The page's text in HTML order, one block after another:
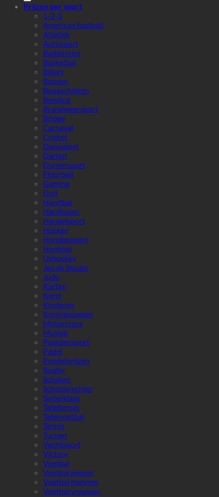
Prijzen per sport
1-2-3
American football
Atletiek
Autosport
Badminton
Basketbal
Biljart
Boksen
Boogschieten
Bowling
Brandweersport
Bridge
Carnaval
Cricket
Danssport
Darten
Duivensport
Floorball
Gaming
Golf
Handbal
Hardlopen
Hengelsport
Hockey
Hondensport
Honkbal
IJshockey
Jeu de boules
Judo
Karten
Kerst
Kinderen
Koningsspelen
Motorcross
Muziek
Paardensport
Padel
Poedelprijzen
Rugby
Schaken
Scheidsrechter
Sinterklaas
Tafeltennis
Tafelvoetbal
Tennis
Turnen
Vechtsport
Victory
Voetbal
Voetbal keeper
Voetbal mannen
Voetbal vrouwen